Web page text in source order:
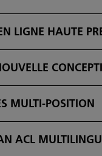
LIGNE HAUTE
MULTI-POSITION
ACL